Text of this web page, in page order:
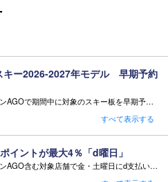
。
グを基に表記しております。
れは、不良品に該当はしませ
ます。タイミングにより完売す
ングを同時購入及びお持込みの
、ご購入前にショップまでお問
キー2026-2027年モデル 早期予約
■ 有賀園ゴルフオンラインAGOで期間中に対象のスキー板を早期予約頂いた方に有償オプションを無料サービス！
償オプション金額は当店の通常金額となります。
必ずページ内でご選択ください。
その相当額の値引き・ご返金はございません。
すべて表示する
イントが最大4％「d曜日」
■ 有賀園ゴルフオンラインAGO含む対象店舗で金・土曜日にd支払いをすると